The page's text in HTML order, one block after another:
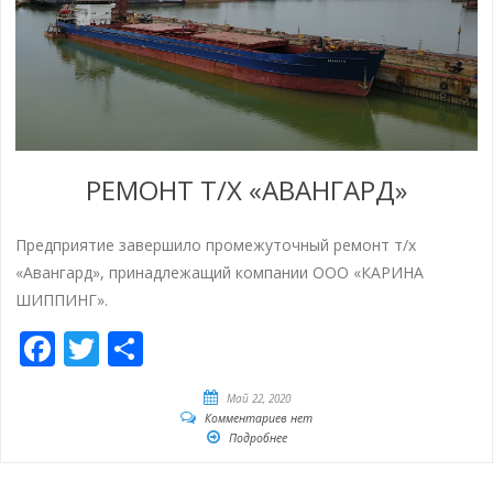
РЕМОНТ Т/Х «АВАНГАРД»
Предприятие завершило промежуточный ремонт т/х
«Авангард», принадлежащий компании ООО «КАРИНА
ШИППИНГ».
Facebook
Twitter
Май 22, 2020
Комментариев нет
Подробнее